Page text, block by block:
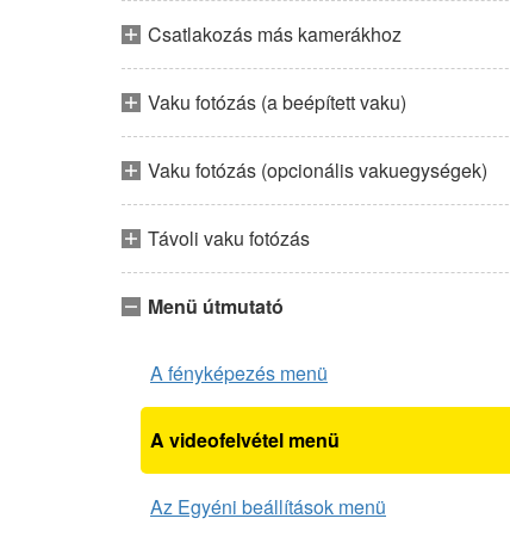
Csatlakozás más kamerákhoz
Vaku fotózás (a beépített vaku)
Vaku fotózás (opcionális vakuegységek)
Távoli vaku fotózás
Menü útmutató
A fényképezés menü
A videofelvétel menü
Az Egyéni beállítások menü